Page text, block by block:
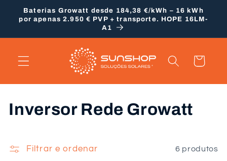
para o
conteúdo
Baterias Growatt desde 184,38 €/kWh – 16 kWh
por apenas 2.950 € PVP + transporte. HOPE 16LM-
A1
Carrinho
C
l
Inversor Rede Growatt
Filtrar e ordenar 6 produtos